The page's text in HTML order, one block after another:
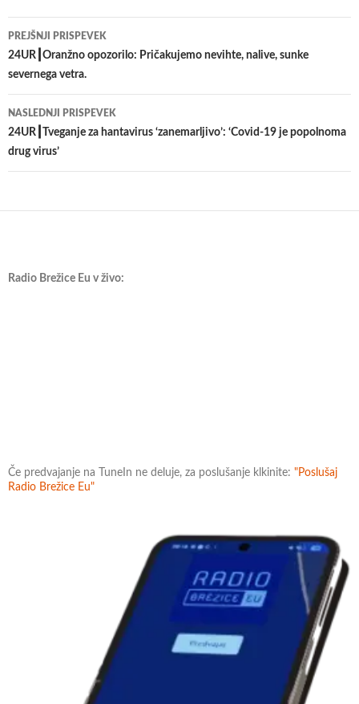
Krmarjenje
po
prispevkih
PREJŠNJI PRISPEVEK
24UR┃Oranžno opozorilo: Pričakujemo nevihte, nalive, sunke
severnega vetra.
NASLEDNJI PRISPEVEK
24UR┃Tveganje za hantavirus ‘zanemarljivo’: ‘Covid-19 je popolnoma
drug virus’
Radio Brežice Eu v živo:
Če predvajanje na TuneIn ne deluje, za poslušanje klkinite: "Poslušaj
Radio Brežice Eu"